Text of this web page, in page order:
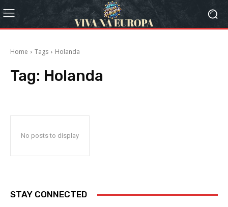
Home Tags Holanda
Tag: Holanda
No posts to display
STAY CONNECTED